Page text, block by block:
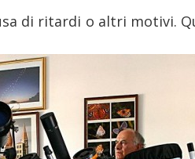
di ritardi o altri motivi.